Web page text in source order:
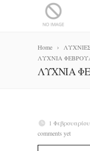
Home
ΛΥΧΝΙΑ
ΛΥΧΝΙΑ
1
comments yet